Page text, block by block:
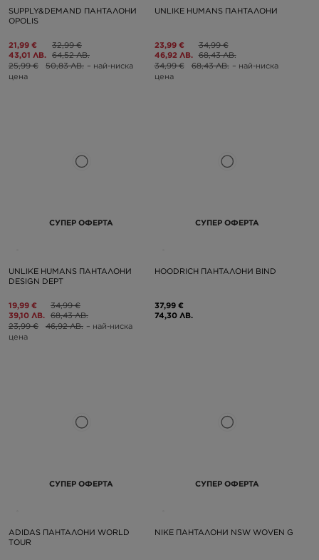
SUPPLY&DEMAND ПАНТАЛОНИ
OPOLIS
21,99 €
43,01 ЛВ.
32,99 €
64,52 ЛВ.
25,99 €
50,83 ЛВ. – най-ниска
цена
UNLIKE HUMANS ПАНТАЛОНИ
23,99 €
46,92 ЛВ.
34,99 €
68,43 ЛВ.
34,99 €
68,43 ЛВ. – най-ниска
цена
СУПЕР ОФЕРТА
UNLIKE HUMANS ПАНТАЛОНИ
DESIGN DEPT
19,99 €
39,10 ЛВ.
34,99 €
68,43 ЛВ.
23,99 €
46,92 ЛВ. – най-ниска
цена
СУПЕР ОФЕРТА
HOODRICH ПАНТАЛОНИ BIND
37,99 €
74,30 ЛВ.
СУПЕР ОФЕРТА
ADIDAS ПАНТАЛОНИ WORLD
TOUR
СУПЕР ОФЕРТА
NIKE ПАНТАЛОНИ NSW WOVEN G